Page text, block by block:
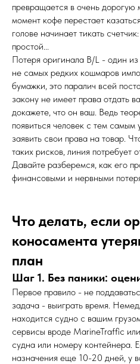
превращается в очень дорогую
момент кофе перестает
голове начинает тикать
простой...
Потеря оригинала B/L - один
не самых редких кошмаров
бумажки, это паралич всей
закону не имеет права отдать
докажете, что он ваш. Ведь
появиться человек с тем
заявить свои права на товар.
таких рисков, линия потребует
Давайте разберемся, как его
финансовыми и нервными
Что делать, если
коносамента
план
Шаг 1. Без паники:
Первое правило - не
задача - выиграть время.
находится судно с вашим
сервисы вроде MarineTraffic
судна или номеру контейнера.
назначения еще 10-20 дней, у